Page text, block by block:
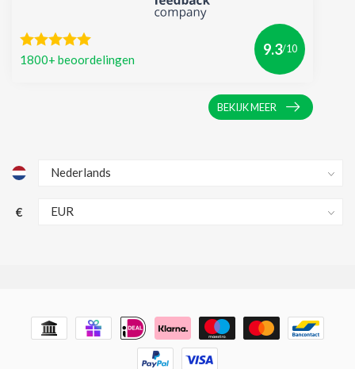
1800+ beoordelingen
9.3/10
BEKIJK MEER
€